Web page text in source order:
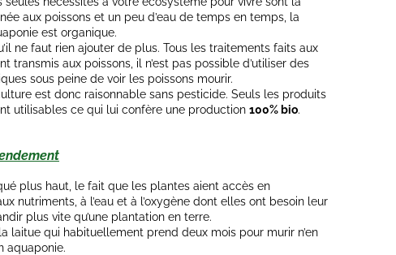
aux poissons et un peu d’eau de temps en temps, la
est organique.
ne faut rien ajouter de plus. Tous les traitements faits aux
transmis aux poissons, il n’est pas possible d’utiliser des
sous peine de voir les poissons mourir.
est donc raisonnable sans pesticide. Seuls les produits
utilisables ce qui lui confère une production 100% bio.
plus haut, le fait que les plantes aient accès en
nutriments, à l’eau et à l’oxygène dont elles ont besoin leur
plus vite qu’une plantation en terre.
laitue qui habituellement prend deux mois pour murir n’en
aquaponie.